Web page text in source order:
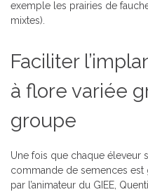
exemple les prairies de
mixtes).
Faciliter
à flore variée
groupe
Une fois que chaque éleveur
commande de semences
par l’animateur du GIEE,